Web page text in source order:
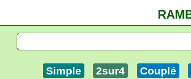
Simple 2sur4 Couplé